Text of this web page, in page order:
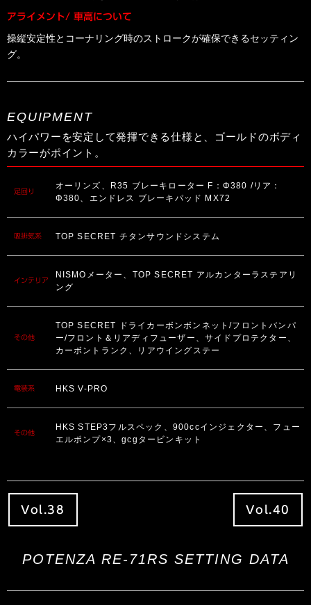
アライメント/ 車高について
操縦安定性とコーナリング時のストロークが確保できるセッティン
グ。
EQUIPMENT
ハイパワーを安定して発揮できる仕様と、ゴールドのボディ
カラーがポイント。
足回り
オーリンズ、R35 ブレーキローター F：Φ380 /リア：
Φ380、エンドレス ブレーキパッド MX72
吸排気系 TOP SECRET チタンサウンドシステム
インテリア
NISMOメーター、TOP SECRET アルカンターラステアリ
ング
その他
TOP SECRET ドライカーボンボンネット/フロントバンパ
ー/フロント＆リアディフューザー、サイドプロテクター、
カーボントランク、リアウイングステー
電装系 HKS V-PRO
その他
HKS STEP3フルスペック、900ccインジェクター、フュー
エルポンプ×3、gcgタービンキット
Vol.38 Vol.40
POTENZA RE-71RS SETTING DATA